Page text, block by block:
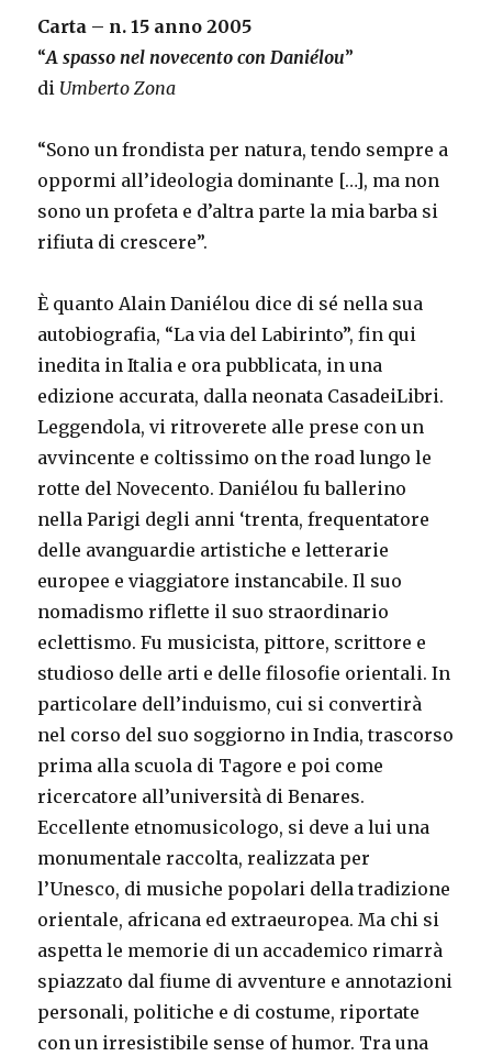
Carta – n. 15 anno 2005
“A spasso nel novecento con Daniélou”
di Umberto Zona
“Sono un frondista per natura, tendo sempre a
oppormi all’ideologia dominante […], ma non
sono un profeta e d’altra parte la mia barba si
rifiuta di crescere”.
È quanto Alain Daniélou dice di sé nella sua
autobiografia, “La via del Labirinto”, fin qui
inedita in Italia e ora pubblicata, in una
edizione accurata, dalla neonata CasadeiLibri.
Leggendola, vi ritroverete alle prese con un
avvincente e coltissimo on the road lungo le
rotte del Novecento. Daniélou fu ballerino
nella Parigi degli anni ‘trenta, frequentatore
delle avanguardie artistiche e letterarie
europee e viaggiatore instancabile. Il suo
nomadismo riflette il suo straordinario
eclettismo. Fu musicista, pittore, scrittore e
studioso delle arti e delle filosofie orientali. In
particolare dell’induismo, cui si convertirà
nel corso del suo soggiorno in India, trascorso
prima alla scuola di Tagore e poi come
ricercatore all’università di Benares.
Eccellente etnomusicologo, si deve a lui una
monumentale raccolta, realizzata per
l’Unesco, di musiche popolari della tradizione
orientale, africana ed extraeuropea. Ma chi si
aspetta le memorie di un accademico rimarrà
spiazzato dal fiume di avventure e annotazioni
personali, politiche e di costume, riportate
con un irresistibile sense of humor. Tra una